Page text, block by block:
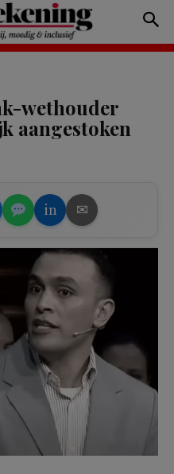
wethouder
aangestoken
in ✉